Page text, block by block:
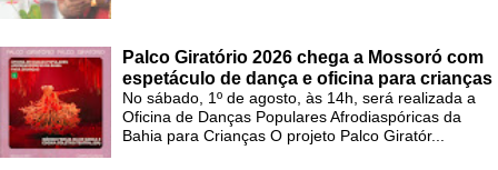
Palco Giratório 2026 chega a Mossoró com
espetáculo de dança e oficina para crianças
No sábado, 1º de agosto, às 14h, será realizada a
Oficina de Danças Populares Afrodiaspóricas da
Bahia para Crianças O projeto Palco Giratór...